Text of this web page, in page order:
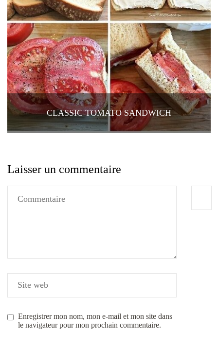
CLASSIC TOMATO SANDWICH
Laisser un commentaire
Enregistrer mon nom, mon e-mail et mon site dans
le navigateur pour mon prochain commentaire.